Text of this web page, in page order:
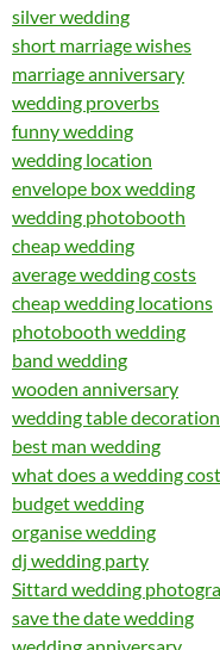
silver wedding
short marriage wishes
marriage anniversary
wedding proverbs
funny wedding
wedding location
envelope box wedding
wedding photobooth
cheap wedding
average wedding costs
cheap wedding locations
photobooth wedding
band wedding
wooden anniversary
wedding table decoration
best man wedding
what does a wedding cost
budget wedding
organise wedding
dj wedding party
Sittard wedding
save the date wedding